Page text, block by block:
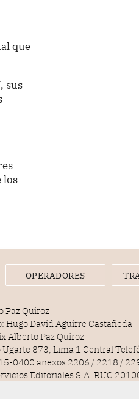
que
sus
los
OPERADORES
Paz Quiroz
Hugo David Aguirre Castañeda
Alberto Paz Quiroz
Ugarte 873, Lima 1 Central
0400 anexos 2206 / 2218 /
Editoriales S.A. RUC